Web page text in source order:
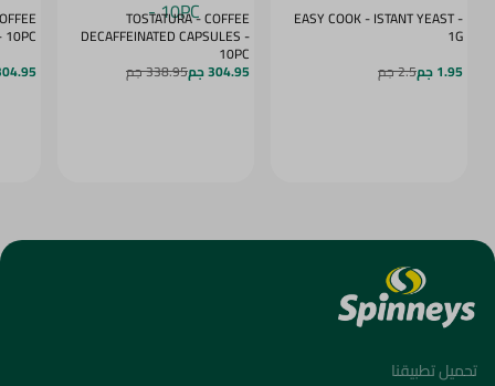
EASY COOK - ISTANT YEAST -
1G
1.95 جم
2.5 جم
TOSTATURA - COFFEE
DECAFFEINATED CAPSULES -
10PC
304.95 جم 338.95 جم
VANILLA - 10PC
304.95
تحميل تطبيقنا